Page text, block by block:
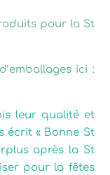
pour la St
ici :
leur qualité et
écrit « Bonne St
après la St
pour la fêtes